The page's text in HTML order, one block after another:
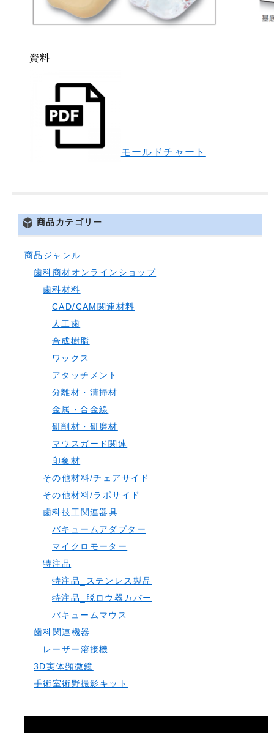
資料
モールドチャート
商品カテゴリー
商品ジャンル
歯科商材オンラインショップ
歯科材料
CAD/CAM関連材料
人工歯
合成樹脂
ワックス
アタッチメント
分離材・清掃材
金属・合金線
研削材・研磨材
マウスガード関連
印象材
その他材料/チェアサイド
その他材料/ラボサイド
歯科技工関連器具
バキュームアダプター
マイクロモーター
特注品
特注品_ステンレス製品
特注品_脱ロウ器カバー
バキュームマウス
歯科関連機器
レーザー溶接機
3D実体顕微鏡
手術室術野撮影キット